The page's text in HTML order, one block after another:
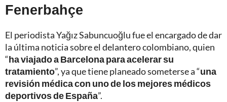
Fenerbahçe
El periodista Yağız Sabuncuoğlu fue el encargado de dar
la última noticia sobre el delantero colombiano, quien
“ha viajado a Barcelona para acelerar su
tratamiento”, ya que tiene planeado someterse a “una
revisión médica con uno de los mejores médicos
deportivos de España”.